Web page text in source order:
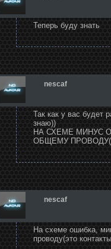
Теперь буду знать
nescaf
Так как у вас будет
знаю))
НА СХЕМЕ МИНУС
ОБЩЕМУ
nescaf
На схеме ошибка,
проводу(это